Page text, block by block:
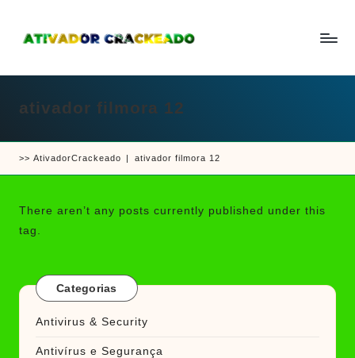
content
ti
a
d
r
e
c
k
e
completo
crackear
software
ativador filmora 12
>> AtivadorCrackeado | ativador filmora 12
There aren’t any posts currently published under this
tag.
Categorias
Antivirus & Security
Antivírus e Segurança